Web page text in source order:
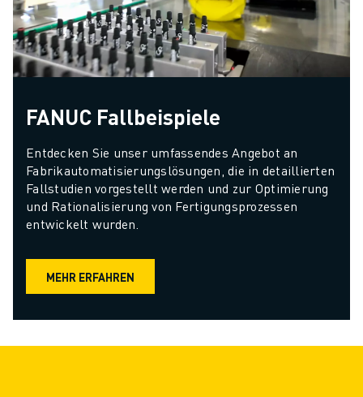
FANUC Fallbeispiele
Entdecken Sie unser umfassendes Angebot an
Fabrikautomatisierungslösungen, die in detaillierten
Fallstudien vorgestellt werden und zur Optimierung
und Rationalisierung von Fertigungsprozessen
entwickelt wurden.
MEHR ERFAHREN